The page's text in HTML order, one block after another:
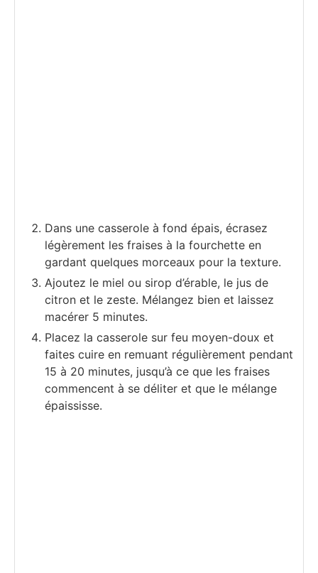
Dans une casserole à fond épais, écrasez
légèrement les fraises à la fourchette en
gardant quelques morceaux pour la texture.
Ajoutez le miel ou sirop d’érable, le jus de
citron et le zeste. Mélangez bien et laissez
macérer 5 minutes.
Placez la casserole sur feu moyen-doux et
faites cuire en remuant régulièrement pendant
15 à 20 minutes, jusqu’à ce que les fraises
commencent à se déliter et que le mélange
épaississe.